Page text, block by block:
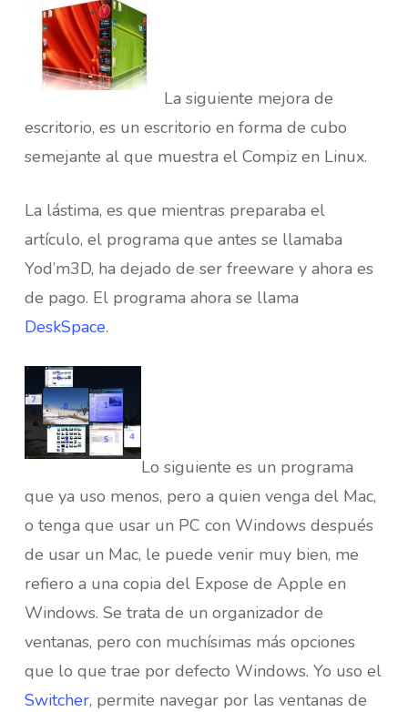
La siguiente mejora de
escritorio, es un escritorio en forma de cubo
semejante al que muestra el Compiz en Linux.
La lástima, es que mientras preparaba el
artículo, el programa que antes se llamaba
Yod’m3D, ha dejado de ser freeware y ahora es
de pago. El programa ahora se llama
DeskSpace.
Lo siguiente es un programa
que ya uso menos, pero a quien venga del Mac,
o tenga que usar un PC con Windows después
de usar un Mac, le puede venir muy bien, me
refiero a una copia del Expose de Apple en
Windows. Se trata de un organizador de
ventanas, pero con muchísimas más opciones
que lo que trae por defecto Windows. Yo uso el
Switcher, permite navegar por las ventanas de